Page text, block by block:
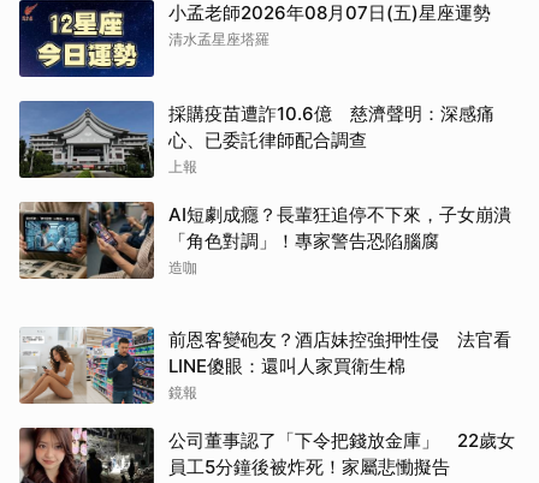
小孟老師2026年08月07日(五)星座運勢
清水孟星座塔羅
採購疫苗遭詐10.6億 慈濟聲明：深感痛
心、已委託律師配合調查
上報
AI短劇成癮？長輩狂追停不下來，子女崩潰
「角色對調」！專家警告恐陷腦腐
造咖
前恩客變砲友？酒店妹控強押性侵 法官看
LINE傻眼：還叫人家買衛生棉
鏡報
公司董事認了「下令把錢放金庫」 22歲女
員工5分鐘後被炸死！家屬悲慟擬告